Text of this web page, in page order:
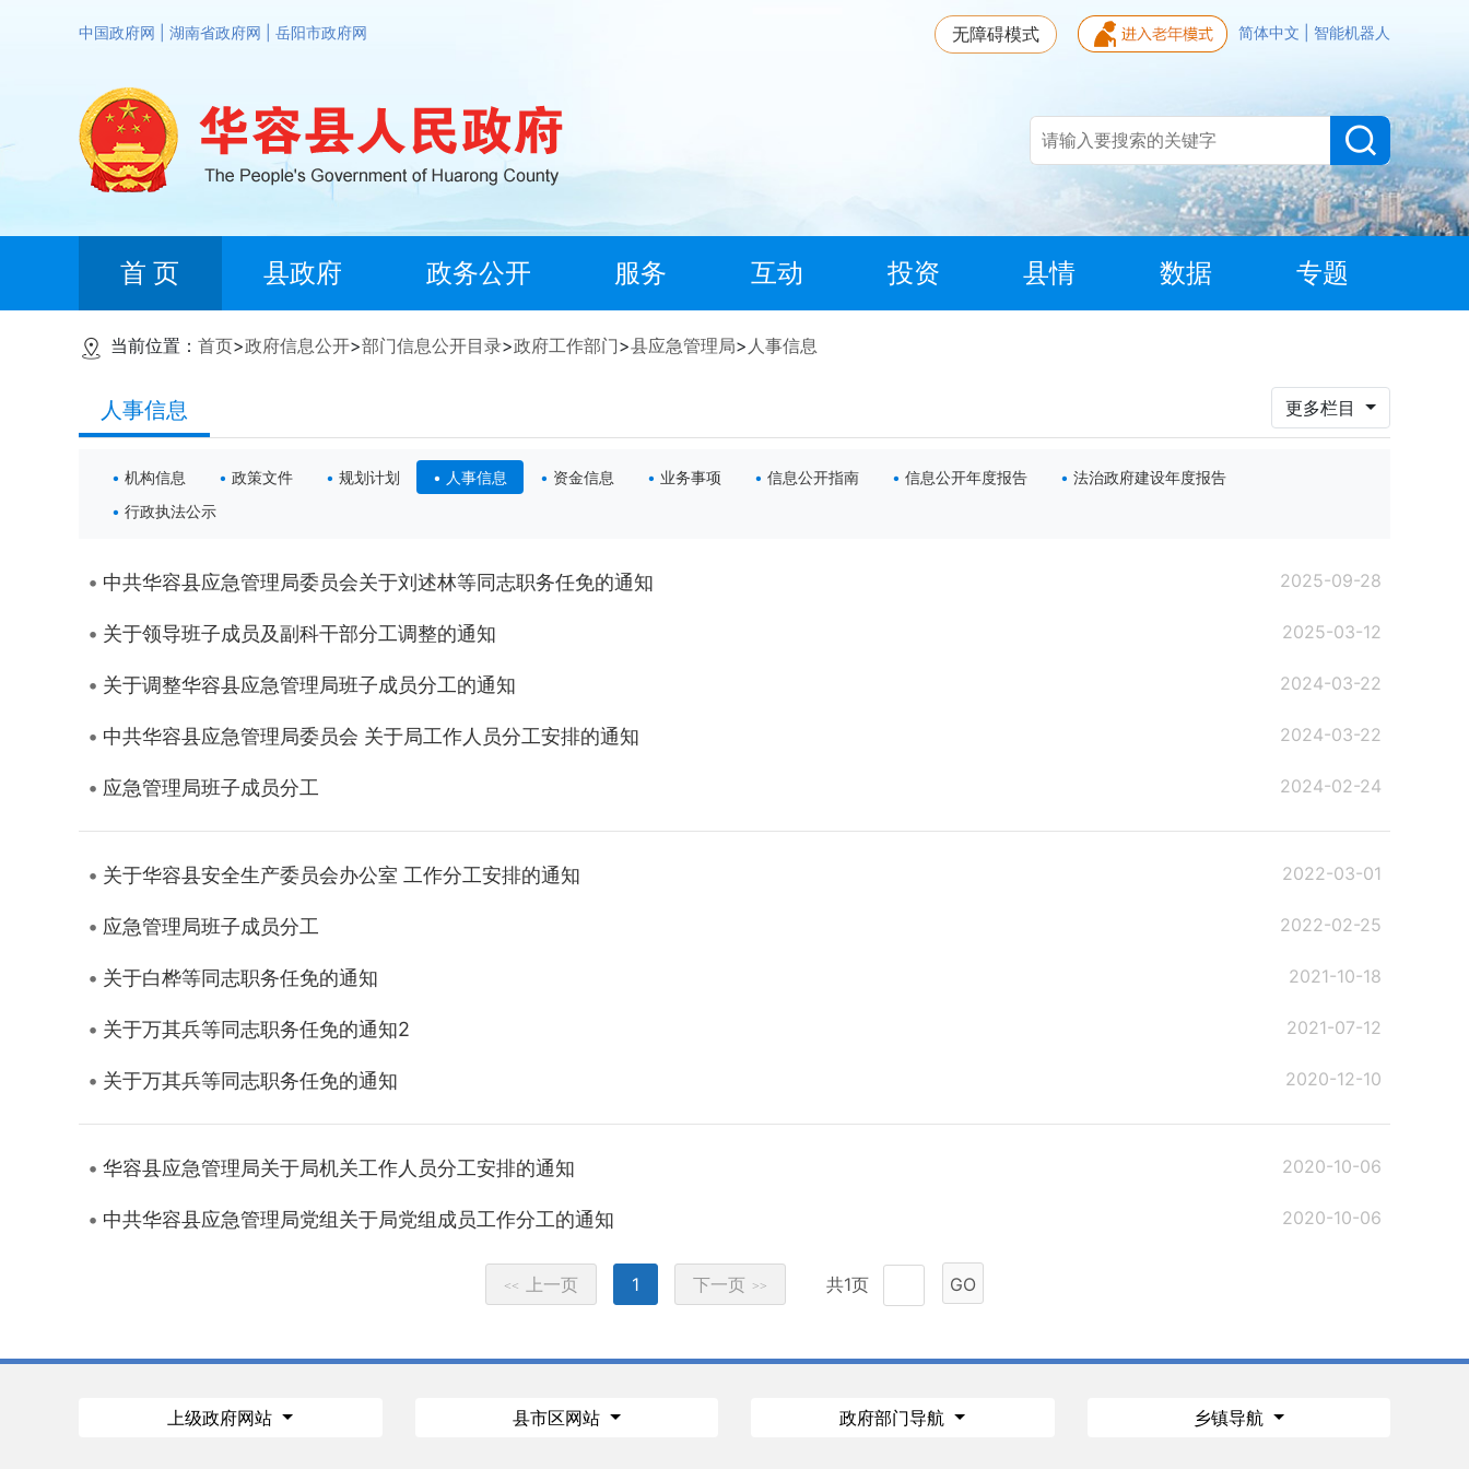
中国政府网 湖南省政府网 岳阳市政府网 简体中文 智能机器人
无障碍模式
首 页 县政府 政务公开 服务 互动 投资 县情 数据 专题
当前位置： 首页>政府信息公开>部门信息公开目录>政府工作部门>县应急管理局> 人事信息
人事信息 更多栏目
机构信息 政策文件 规划计划 人事信息 资金信息 业务事项 信息公开指南 信息公开年度报告
法治政府建设年度报告
行政执法公示
中共华容县应急管理局委员会关于刘述林等同志职务任免的通知 2025-09-28
关于领导班子成员及副科干部分工调整的通知 2025-03-12
关于调整华容县应急管理局班子成员分工的通知 2024-03-22
中共华容县应急管理局委员会 关于局工作人员分工安排的通知 2024-03-22
应急管理局班子成员分工 2024-02-24
关于华容县安全生产委员会办公室 工作分工安排的通知 2022-03-01
应急管理局班子成员分工 2022-02-25
关于白桦等同志职务任免的通知 2021-10-18
关于万其兵等同志职务任免的通知2 2021-07-12
关于万其兵等同志职务任免的通知 2020-12-10
华容县应急管理局关于局机关工作人员分工安排的通知 2020-10-06
中共华容县应急管理局党组关于局党组成员工作分工的通知 2020-10-06
<< 上一页 1 下一页 >> 共1页 GO
上级政府网站 县市区网站 政府部门导航 乡镇导航